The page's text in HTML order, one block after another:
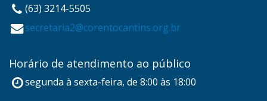
(63) 3214-5505
secretaria2@corentocantins.org.br
Horário de atendimento ao público
segunda à sexta-feira, de 8:00 às 18:00